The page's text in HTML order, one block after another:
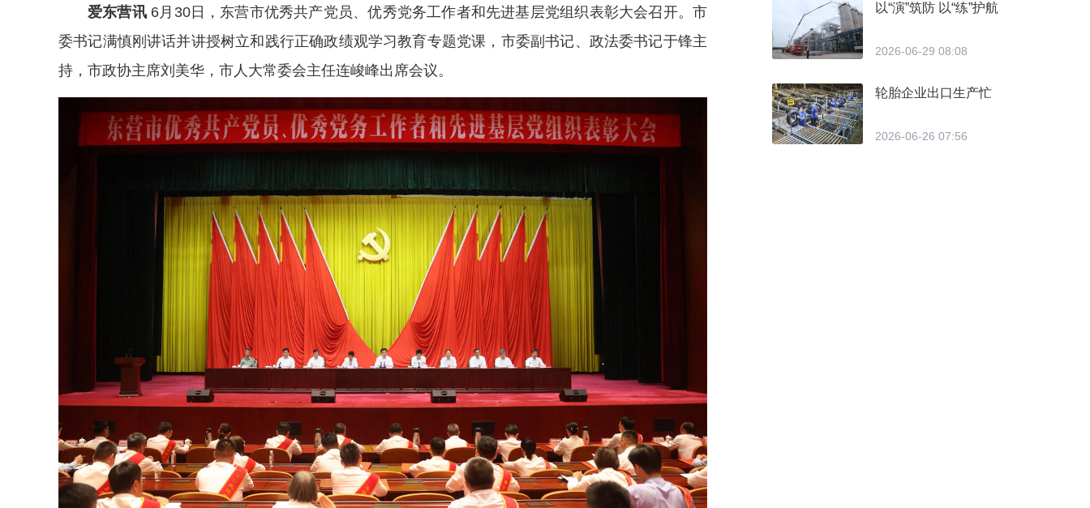
爱东营讯6月30日，东营市优秀共产党员、优秀党务工作者和先进基层党组织表彰大会召开。市
委书记满慎刚讲话并讲授树立和践行正确政绩观学习教育专题党课，市委副书记、政法委书记于锋主
持，市政协主席刘美华，市人大常委会主任连峻峰出席会议。
以“演”筑防 以“练”护航
2026-06-29 08:08
轮胎企业出口生产忙
2026-06-26 07:56